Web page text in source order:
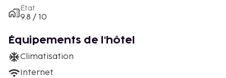
État
9.8 / 10
Équipements de l'hôtel
Climatisation
Internet